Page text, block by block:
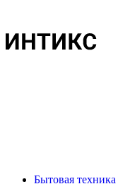
Бытовая техника